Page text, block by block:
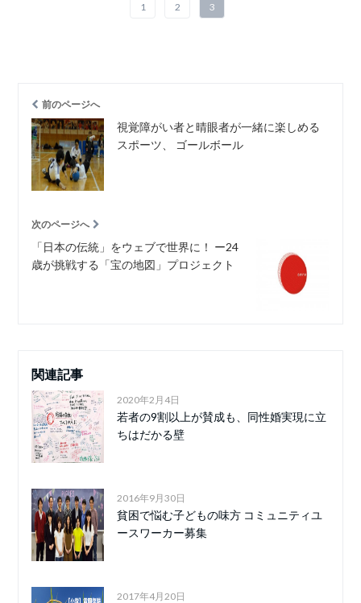
1 2 3
前のページへ
視覚障がい者と晴眼者が一緒に楽しめる
スポーツ、 ゴールボール
次のページへ
「日本の伝統」をウェブで世界に！ ー24
歳が挑戦する「宝の地図」プロジェクト
関連記事
2020年2月4日
若者の9割以上が賛成も、同性婚実現に立
ちはだかる壁
2016年9月30日
貧困で悩む子どもの味方 コミュニティユ
ースワーカー募集
2017年4月20日